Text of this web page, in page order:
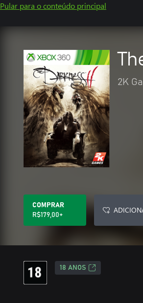
Pular para o conteúdo principal
2K
COMPRAR
R$179,00+
18 ANOS